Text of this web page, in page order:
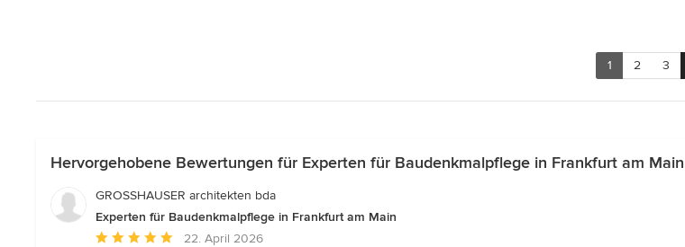
1 2 3
Hervorgehobene Bewertungen für Experten für Baudenkmalpflege in Frankfurt am Main
GROSSHAUSER architekten bda
Experten für Baudenkmalpflege in Frankfurt am Main
Durchschnittliche22. April 2026